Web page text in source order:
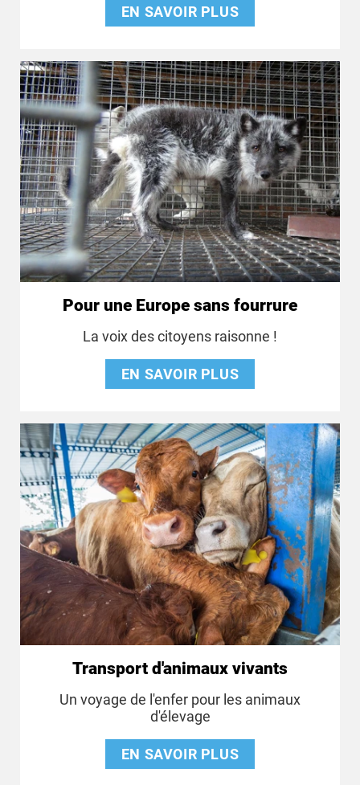
EN SAVOIR PLUS
Pour une Europe sans fourrure
La voix des citoyens raisonne !
EN SAVOIR PLUS
Transport d'animaux vivants
Un voyage de l'enfer pour les animaux
d'élevage
EN SAVOIR PLUS